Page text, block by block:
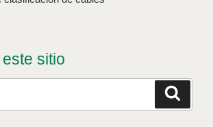
sitio